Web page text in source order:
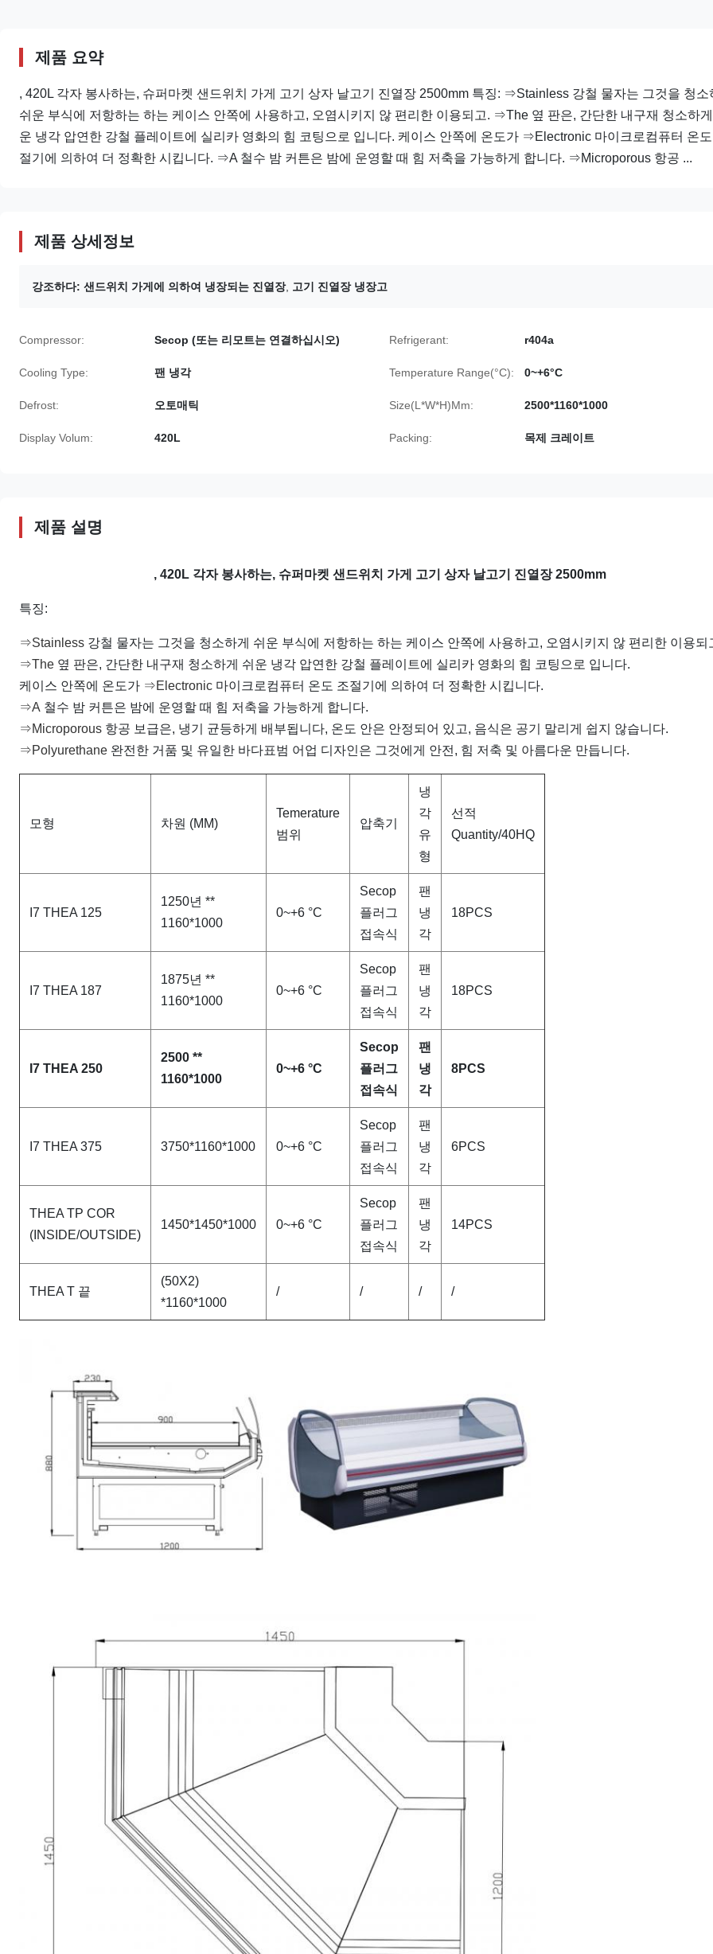
제품 요약
, 420L 각자 봉사하는, 슈퍼마켓 샌드위치 가게 고기 상자 날고기 진열장 2500mm 특징: ⇒Stainless 강철 물자는 그것을 청소
쉬운 부식에 저항하는 하는 케이스 안쪽에 사용하고, 오염시키지 않 편리한 이용되고. ⇒The 옆 판은, 간단한 내구재 청소하
운 냉각 압연한 강철 플레이트에 실리카 영화의 힘 코팅으로 입니다. 케이스 안쪽에 온도가 ⇒Electronic 마이크로컴퓨터 온
절기에 의하여 더 정확한 시킵니다. ⇒A 철수 밤 커튼은 밤에 운영할 때 힘 저축을 가능하게 합니다. ⇒Microporous 항공 ...
제품 상세정보
강조하다: 샌드위치 가게에 의하여 냉장되는 진열장, 고기 진열장 냉장고
Compressor: Secop (또는 리모트는 연결하십시오) Refrigerant: r404a
Cooling Type: 팬 냉각 Temperature Range(°C): 0~+6°C
Defrost: 오토매틱 Size(L*W*H)Mm: 2500*1160*1000
Display Volum: 420L Packing: 목제 크레이트
제품 설명
, 420L 각자 봉사하는, 슈퍼마켓 샌드위치 가게 고기 상자 날고기 진열장 2500mm
특징:
⇒Stainless 강철 물자는 그것을 청소하게 쉬운 부식에 저항하는 하는 케이스 안쪽에 사용하고, 오염시키지 않 편리한 이용되
⇒The 옆 판은, 간단한 내구재 청소하게 쉬운 냉각 압연한 강철 플레이트에 실리카 영화의 힘 코팅으로 입니다.
케이스 안쪽에 온도가 ⇒Electronic 마이크로컴퓨터 온도 조절기에 의하여 더 정확한 시킵니다.
⇒A 철수 밤 커튼은 밤에 운영할 때 힘 저축을 가능하게 합니다.
⇒Microporous 항공 보급은, 냉기 균등하게 배부됩니다, 온도 안은 안정되어 있고, 음식은 공기 말리게 쉽지 않습니다.
⇒Polyurethane 완전한 거품 및 유일한 바다표범 어업 디자인은 그것에게 안전, 힘 저축 및 아름다운 만듭니다.
모형 차원 (MM)
Temerature
범위
압축기
냉
각
유
형
선적
Quantity/40HQ
I7 THEA 125
1250년 **
1160*1000
0~+6 °C
Secop
플러그
접속식
팬
냉
각
18PCS
I7 THEA 187
1875년 **
1160*1000
0~+6 °C
Secop
플러그
접속식
팬
냉
각
18PCS
I7 THEA 250
2500 **
1160*1000
0~+6 °C
Secop
플러그
접속식
팬
냉
각
8PCS
I7 THEA 375 3750*1160*1000 0~+6 °C
Secop
플러그
접속식
팬
냉
각
6PCS
THEA TP COR
(INSIDE/OUTSIDE)
1450*1450*1000 0~+6 °C
Secop
플러그
접속식
팬
냉
각
14PCS
THEA T 끝
(50X2)
*1160*1000
/ / / /